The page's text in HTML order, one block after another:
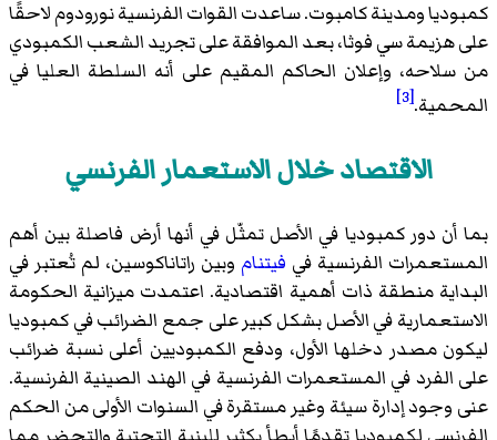
كمبوديا ومدينة كامبوت. ساعدت القوات الفرنسية نورودوم لاحقًا
على هزيمة سي فوثا، بعد الموافقة على تجريد الشعب الكمبودي
من سلاحه، وإعلان الحاكم المقيم على أنه السلطة العليا في
المحمية.[3]
الاقتصاد خلال الاستعمار الفرنسي
بما أن دور كمبوديا في الأصل تمثّل في أنها أرض فاصلة بين أهم
المستعمرات الفرنسية في فيتنام وبين راتاناكوسين، لم تُعتبر في
البداية منطقة ذات أهمية اقتصادية. اعتمدت ميزانية الحكومة
الاستعمارية في الأصل بشكل كبير على جمع الضرائب في كمبوديا
ليكون مصدر دخلها الأول، ودفع الكمبوديين أعلى نسبة ضرائب
على الفرد في المستعمرات الفرنسية في الهند الصينية الفرنسية.
عنى وجود إدارة سيئة وغير مستقرة في السنوات الأولى من الحكم